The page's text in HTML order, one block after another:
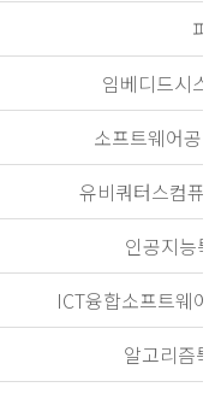
파
임베디드시
소프트웨어공
유비쿼터스컴퓨
인공지능
ICT융합소프트웨
알고리즘